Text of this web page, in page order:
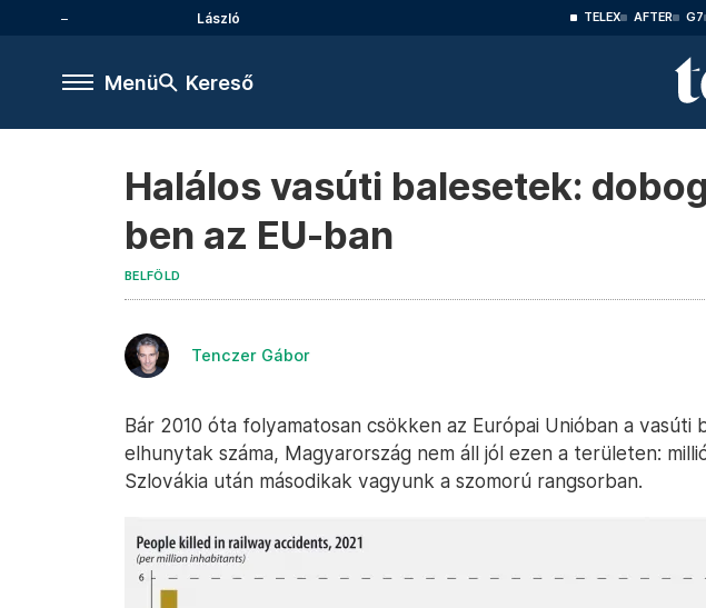
László TELEX AFTER G7
Menü Kereső
Halálos vasúti balesetek:
ben az EU-ban
BELFÖLD
Tenczer Gábor
Bár 2010 óta folyamatosan csökken az Európai Unióban a vasúti
elhunytak száma, Magyarország nem áll jól ezen a területen:
Szlovákia után másodikak vagyunk a szomorú rangsorban.